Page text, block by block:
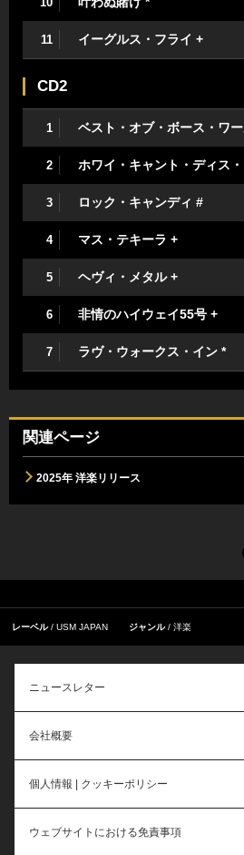
11 イーグルス・フライ +
CD2
1 ベスト・オブ・ボース・ワ
2 ホワイ・キャント・ディス
3 ロック・キャンディ #
4 マス・テキーラ +
5 ヘヴィ・メタル +
6 非情のハイウェイ55号 +
7 ラヴ・ウォークス・イン *
関連ページ
2025年 洋楽リリース
レーベル USM JAPAN ジャンル 洋楽
ニュースレター
会社概要
個人情報 | クッキーポリシー
ウェブサイトにおける免責事項